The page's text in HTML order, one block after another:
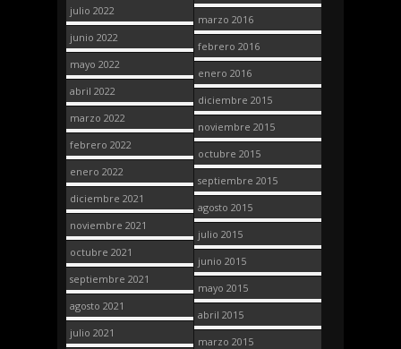
julio 2022
junio 2022
mayo 2022
abril 2022
marzo 2022
febrero 2022
enero 2022
diciembre 2021
noviembre 2021
octubre 2021
septiembre 2021
agosto 2021
julio 2021
marzo 2016
febrero 2016
enero 2016
diciembre 2015
noviembre 2015
octubre 2015
septiembre 2015
agosto 2015
julio 2015
junio 2015
mayo 2015
abril 2015
marzo 2015